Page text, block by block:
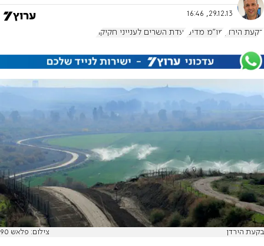
29.12.13, 16:46
בקעת הירדן מו"מ מדיני ועדת השרים לענייני חקיקה
בקעת הירדן צילום: פלאש 90